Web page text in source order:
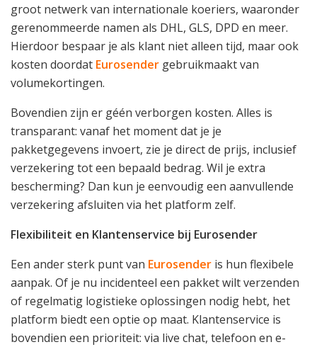
groot netwerk van internationale koeriers, waaronder
gerenommeerde namen als DHL, GLS, DPD en meer.
Hierdoor bespaar je als klant niet alleen tijd, maar ook
kosten doordat Eurosender gebruikmaakt van
volumekortingen.
Bovendien zijn er géén verborgen kosten. Alles is
transparant: vanaf het moment dat je je
pakketgegevens invoert, zie je direct de prijs, inclusief
verzekering tot een bepaald bedrag. Wil je extra
bescherming? Dan kun je eenvoudig een aanvullende
verzekering afsluiten via het platform zelf.
Flexibiliteit en Klantenservice bij Eurosender
Een ander sterk punt van Eurosender is hun flexibele
aanpak. Of je nu incidenteel een pakket wilt verzenden
of regelmatig logistieke oplossingen nodig hebt, het
platform biedt een optie op maat. Klantenservice is
bovendien een prioriteit: via live chat, telefoon en e-